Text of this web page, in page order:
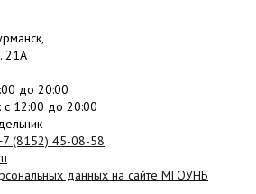
21А
до 20:00
: c 12:00 до 20:00
(8152) 45-08-58
данных на сайте МГОУНБ